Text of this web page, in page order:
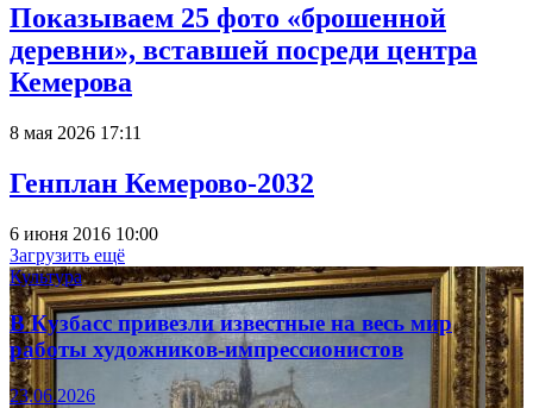
Показываем 25 фото «брошенной
деревни», вставшей посреди центра
Кемерова
8 мая 2026 17:11
Генплан Кемерово-2032
6 июня 2016 10:00
Загрузить ещё
Культура
В Кузбасс привезли известные на весь мир
работы художников-импрессионистов
23.06.2026